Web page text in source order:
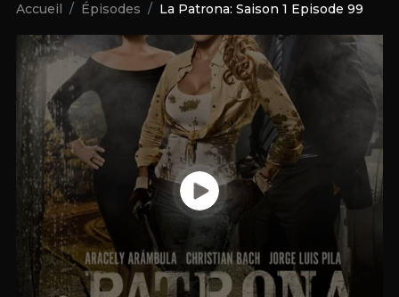
Accueil Épisodes La Patrona: Saison 1 Episode 99